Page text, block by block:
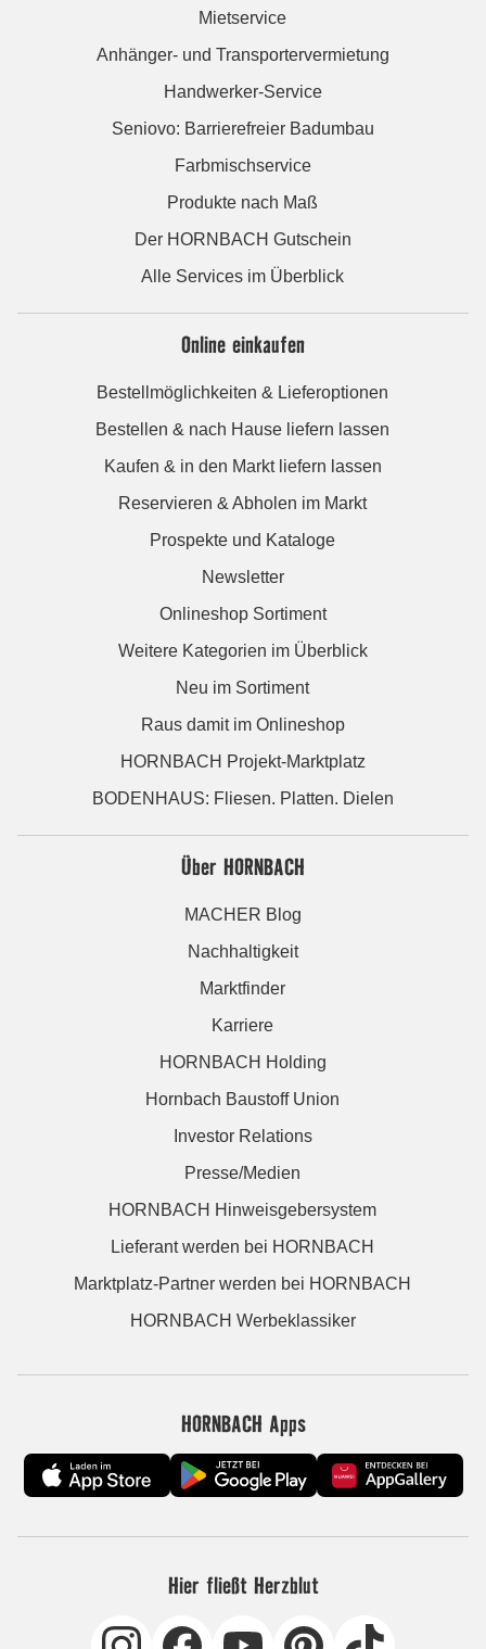
Mietservice
Anhänger- und Transportervermietung
Handwerker-Service
Seniovo: Barrierefreier Badumbau
Farbmischservice
Produkte nach Maß
Der HORNBACH Gutschein
Alle Services im Überblick
Online einkaufen
Bestellmöglichkeiten & Lieferoptionen
Bestellen & nach Hause liefern lassen
Kaufen & in den Markt liefern lassen
Reservieren & Abholen im Markt
Prospekte und Kataloge
Newsletter
Onlineshop Sortiment
Weitere Kategorien im Überblick
Neu im Sortiment
Raus damit im Onlineshop
HORNBACH Projekt-Marktplatz
BODENHAUS: Fliesen. Platten. Dielen
Über HORNBACH
MACHER Blog
Nachhaltigkeit
Marktfinder
Karriere
HORNBACH Holding
Hornbach Baustoff Union
Investor Relations
Presse/Medien
HORNBACH Hinweisgebersystem
Lieferant werden bei HORNBACH
Marktplatz-Partner werden bei HORNBACH
HORNBACH Werbeklassiker
HORNBACH Apps
Hier fließt Herzblut